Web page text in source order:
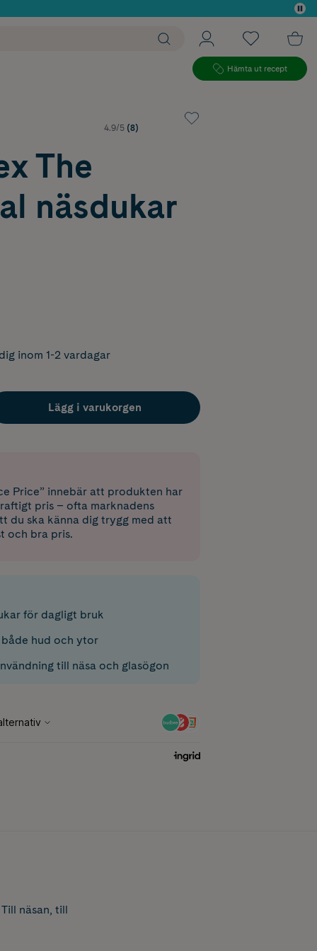
Hämta ut recept
4.9/5 (8)
The
näsdukar
inom 1-2 vardagar
Lägg i varukorgen
Price” innebär att produkten har
pris – ofta marknadens
du ska känna dig trygg med att
och bra pris.
för dagligt bruk
hud och ytor
till näsa och glasögon
näsan, till